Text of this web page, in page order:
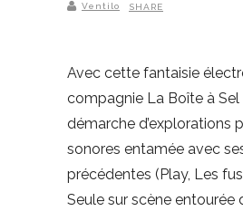
Ventilo SHARE
Avec cette fantaisie
compagnie La Boîte à Sel
démarche d’explorations
sonores entamée avec
précédentes (Play, Les
Seule sur scène entourée